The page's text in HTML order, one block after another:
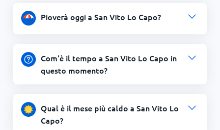
Pioverà oggi a San Vito Lo Capo?
Com'è il tempo a San Vito Lo Capo in
questo momento?
Qual è il mese più caldo a San Vito Lo
Capo?